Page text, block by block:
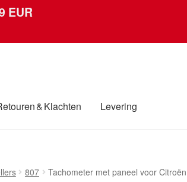
EUR
& Klachten Levering
Winkelwagen
807 Tachometer met paneel voor